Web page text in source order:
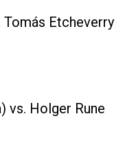
Tomás Etcheverry
vs. Holger Rune